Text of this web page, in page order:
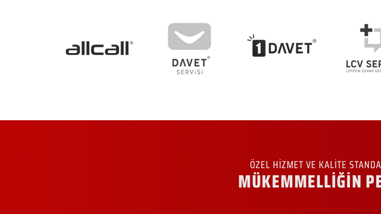
ÖZEL HİZMET VE KALİTE
MÜKEMMELLİĞİN